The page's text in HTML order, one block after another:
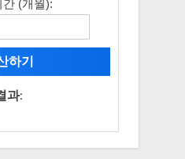
(개월):
하기
과: